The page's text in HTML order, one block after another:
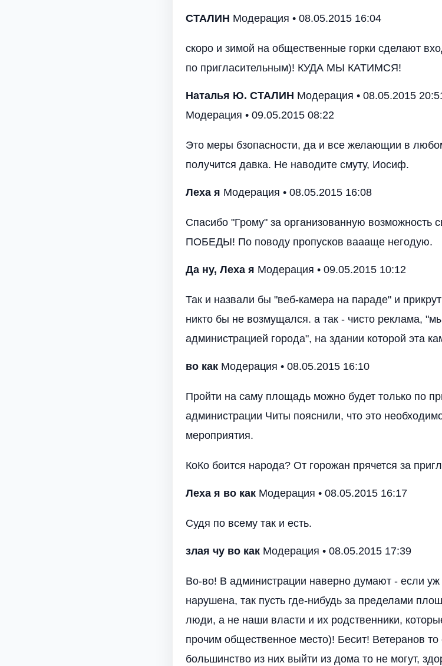
СТАЛИН Модерация • 08.05.2015 16:04
скоро и зимой на общественные горки сделают
по пригласительным)! КУДА МЫ КАТИМСЯ!
Наталья Ю. СТАЛИН Модерация • 08.05.2015
Модерация • 09.05.2015 08:22
Это меры бзопасности, да и все желающии в
получится давка. Не наводите смуту, Иосиф.
Леха я Модерация • 08.05.2015 16:08
Спасибо "Грому" за организованную возможность
ПОБЕДЫ! По поводу пропусков ваааще негодую.
Да ну, Леха я Модерация • 09.05.2015 10:12
Так и назвали бы "веб-камера на параде" и
никто бы не возмущался. а так - чисто реклама,
администрацией города", на здании которой эта
во как Модерация • 08.05.2015 16:10
Пройти на саму площадь можно будет только по
администрации Читы пояснили, что это
мероприятия.
КоКо боится народа? От горожан прячется за
Леха я во как Модерация • 08.05.2015 16:17
Судя по всему так и есть.
злая чу во как Модерация • 08.05.2015 17:39
Во-во! В администрации наверно думают - если уж
нарушена, так пусть где-нибудь за пределами
люди, а не наши власти и их родственники,
прочим общественное место)! Бесит! Ветеранов
большинство из них выйти из дома то не могут,